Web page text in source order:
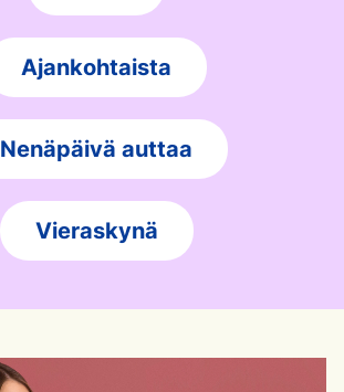
Ajankohtaista
Nenäpäivä auttaa
Vieraskynä